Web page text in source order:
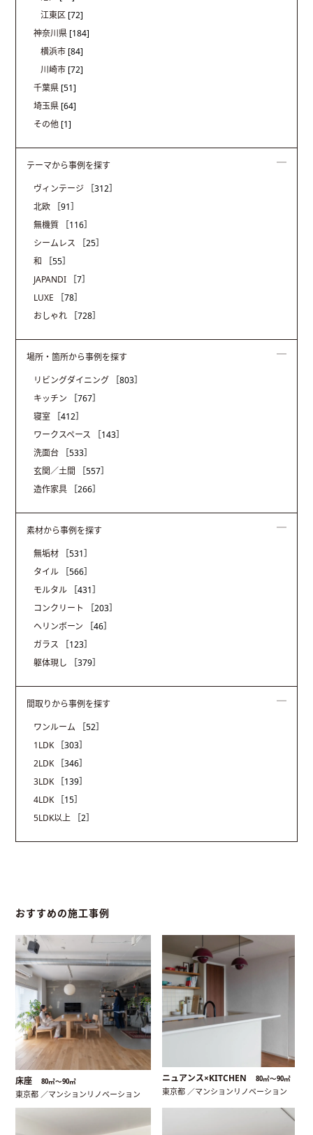
江東区 [72]
神奈川県 [184]
横浜市 [84]
川崎市 [72]
千葉県 [51]
埼玉県 [64]
その他 [1]
テーマから事例を探す
ヴィンテージ
［312］
北欧
［91］
無機質
［116］
シームレス
［25］
和
［55］
JAPANDI
［7］
LUXE
［78］
おしゃれ
［728］
場所・箇所から事例を探す
リビングダイニング
［803］
キッチン
［767］
寝室
［412］
ワークスペース
［143］
洗面台
［533］
玄関／土間
［557］
造作家具
［266］
素材から事例を探す
無垢材
［531］
タイル
［566］
モルタル
［431］
コンクリート
［203］
ヘリンボーン
［46］
ガラス
［123］
躯体現し
［379］
間取りから事例を探す
ワンルーム
［52］
1LDK
［303］
2LDK
［346］
3LDK
［139］
4LDK
［15］
5LDK以上
［2］
おすすめの施工事例
床座 80㎡〜90㎡
東京都 ／マンションリノベーション
ニュアンス×KITCHEN 80㎡〜90㎡
東京都 ／マンションリノベーション